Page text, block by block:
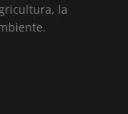
la